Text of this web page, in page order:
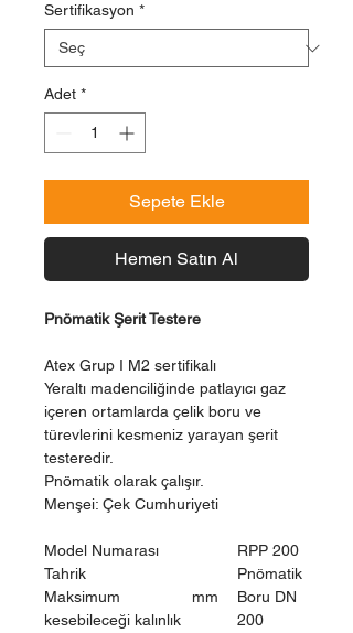
Sertifikasyon *
Adet *
Sepete Ekle
Hemen Satın Al
Pnömatik Şerit Testere
Atex Grup I M2 sertifikalı
Yeraltı madenciliğinde patlayıcı gaz
içeren ortamlarda çelik boru ve
türevlerini kesmeniz yarayan şerit
testeredir.
Pnömatik olarak çalışır.
Menşei: Çek Cumhuriyeti
Model Numarası
RPP 200
Tahrik
Pnömatik
Maksimum
kesebileceği kalınlık
mm
Boru DN
200